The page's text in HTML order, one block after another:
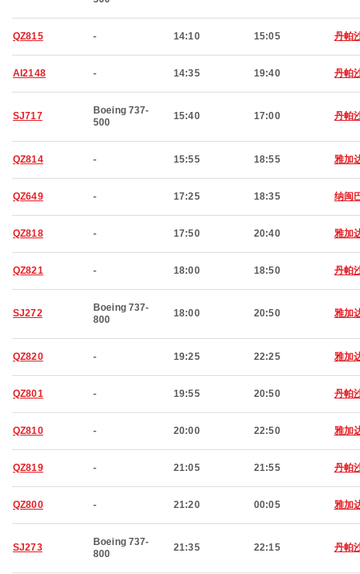
QZ815 - 14:10 15:05 丹帕
AI2148 - 14:35 19:40 丹帕
SJ717
Boeing 737-
500
15:40 17:00 丹帕
QZ814 - 15:55 18:55 雅加
QZ649 - 17:25 18:35 纳闽
QZ818 - 17:50 20:40 雅加
QZ821 - 18:00 18:50 丹帕
SJ272
Boeing 737-
800
18:00 20:50 雅加
QZ820 - 19:25 22:25 雅加
QZ801 - 19:55 20:50 丹帕
QZ810 - 20:00 22:50 雅加
QZ819 - 21:05 21:55 丹帕
QZ800 - 21:20 00:05 雅加
SJ273
Boeing 737-
800
21:35 22:15 丹帕